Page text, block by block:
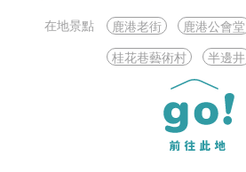
在地景點 鹿港老街 鹿港公會堂
桂花巷藝術村 半邊井